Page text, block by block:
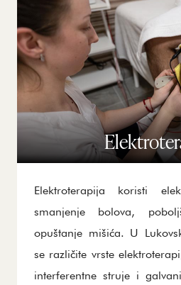
osobe sa reumatskim
stresom. Klimatorijum
efikasnu podršku za telesni
Elektroterapija koristi
smanjenje bolova,
opuštanje mišića. U
se različite vrste
interferentne struje i